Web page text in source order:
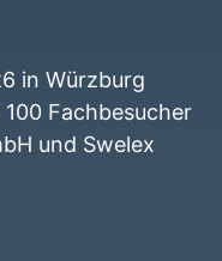
in Würzburg
Fachbesucher
und Swelex